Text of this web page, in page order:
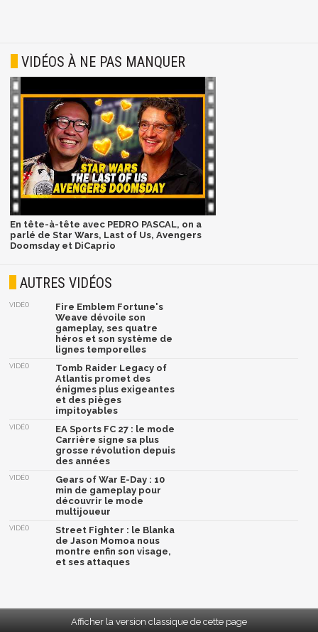
VIDÉOS À NE PAS MANQUER
En tête-à-tête avec PEDRO PASCAL, on a
parlé de Star Wars, Last of Us, Avengers
Doomsday et DiCaprio
AUTRES VIDÉOS
VIDÉO
Fire Emblem Fortune's
Weave dévoile son
gameplay, ses quatre
héros et son système de
lignes temporelles
VIDÉO
Tomb Raider Legacy of
Atlantis promet des
énigmes plus exigeantes
et des pièges
impitoyables
VIDÉO
EA Sports FC 27 : le mode
Carrière signe sa plus
grosse révolution depuis
des années
VIDÉO
Gears of War E-Day : 10
min de gameplay pour
découvrir le mode
multijoueur
VIDÉO
Street Fighter : le Blanka
de Jason Momoa nous
montre enfin son visage,
et ses attaques
Afficher la version classique de cette page